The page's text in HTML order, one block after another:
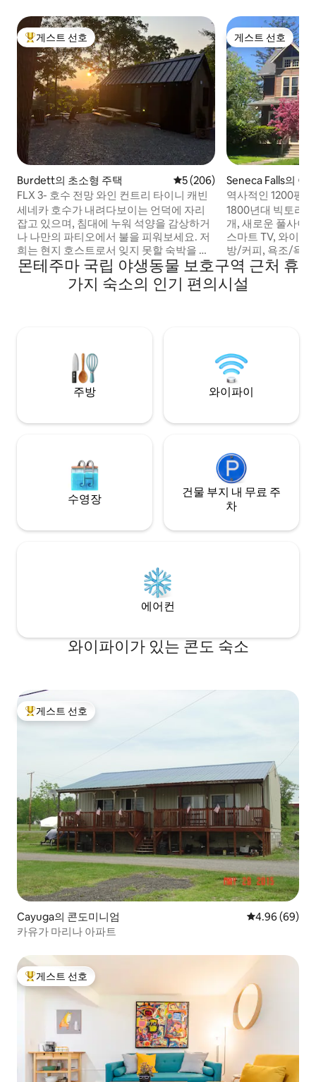
상위 게스트 선호
게스트 선호
Burdett의 초소형 주택 평점 5점(5점 만점), 후기 206
5 (206)
FLX 3- 호수 전망 와인 컨트리 타이니 캐빈
세네카 호수가 내려다보이는 언덕에 자리
잡고 있으며, 침대에 누워 석양을 감상하거
나 나만의 파티오에서 불을 피워보세요. 저
희는 현지 호스트로서 잊지 못할 숙박을 보
내실 수 있도록 도와드리겠습니다! 핑거 레
이크에서 하고 싶은 모든 것을 손쉽게 즐길
수 있습니다. 와이너리가 많고, 바로 옆에 2
머물면서 휴식을 취하고 전망을 즐길 수 있
게스트 선호
게스트 선호
Seneca Falls의 아
역사적인 1200평
스(남쪽 유닛)
1800년대 빅토리
개, 새로운 풀사이
스마트 TV, 와이파
방/커피, 욕조/욕
핑, 반클리프 호수,
성 권리 공원 및 박
현지 상점까지 도
트 타기
몬테주마 국립 야생동물 보호구역 근처 휴
가지 숙소의 인기 편의시설
주방 와이파이
수영장
건물 부지 내 무료 주
차
에어컨
와이파이가 있는 콘도 숙소
상위 게스트 선호
게스트 선호
Cayuga의 콘도미니엄 평점 4.96점(5
4.96 (69)
카유가 마리나 아파트
상위 게스트 선호
게스트 선호